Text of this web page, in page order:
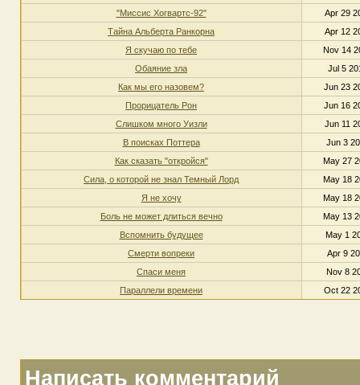
"Миссис Хогвартс-92"
Apr 29
Тайна Альберта Ранкорна
Apr 12
Я скучаю по тебе
Nov 14
Обаяние зла
Jul 5
Как мы его назовем?
Jun 23
Прорицатель Рон
Jun 16
Слишком много Уизли
Jun 11
В поисках Поттера
Jun 3
Как сказать "откройся"
May 27
Сила, о которой не знал Темный Лорд
May 18
Я не хочу
May 18
Боль не может длиться вечно
May 13
Вспомнить будущее
May 1
Смерти вопреки
Apr 9
Спаси меня
Nov 8
Параллели времени
Oct 22
Написать комментарий